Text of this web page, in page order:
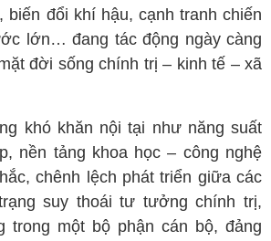
biến đổi khí hậu, cạnh tranh chiến
lớn… đang tác động ngày càng
đời sống chính trị – kinh tế – xã
khó khăn nội tại như năng suất
nền tảng khoa học – công nghệ
chênh lệch phát triển giữa các
suy thoái tư tưởng chính trị,
trong một bộ phận cán bộ, đảng